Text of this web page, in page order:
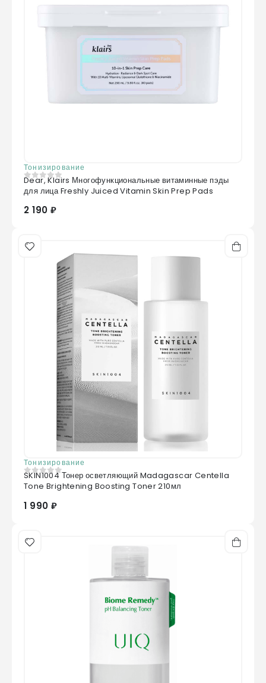
Тонизирование
0 из 5
Dear, Klairs Многофункциональные витаминные пэды
для лица Freshly Juiced Vitamin Skin Prep Pads
2 190 ₽
Тонизирование
0из 5
SKIN1004 Тонер осветляющий Madagascar Centella
Tone Brightening Boosting Toner 210мл
1 990 ₽